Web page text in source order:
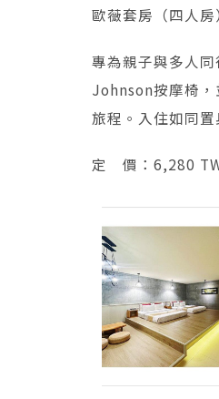
歐薇套房（四人
專為親子與多人
Johnson按摩椅
旅程。入住如同
定 價：6,280